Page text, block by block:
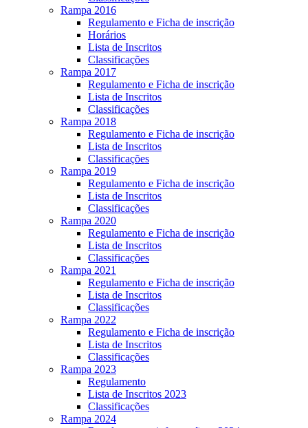
Rampa 2016
Regulamento e Ficha de inscrição
Horários
Lista de Inscritos
Classificações
Rampa 2017
Regulamento e Ficha de inscrição
Lista de Inscritos
Classificações
Rampa 2018
Regulamento e Ficha de inscrição
Lista de Inscritos
Classificações
Rampa 2019
Regulamento e Ficha de inscrição
Lista de Inscritos
Classificações
Rampa 2020
Regulamento e Ficha de inscrição
Lista de Inscritos
Classificações
Rampa 2021
Regulamento e Ficha de inscrição
Lista de Inscritos
Classificações
Rampa 2022
Regulamento e Ficha de inscrição
Lista de Inscritos
Classificações
Rampa 2023
Regulamento
Lista de Inscritos 2023
Classificações
Rampa 2024